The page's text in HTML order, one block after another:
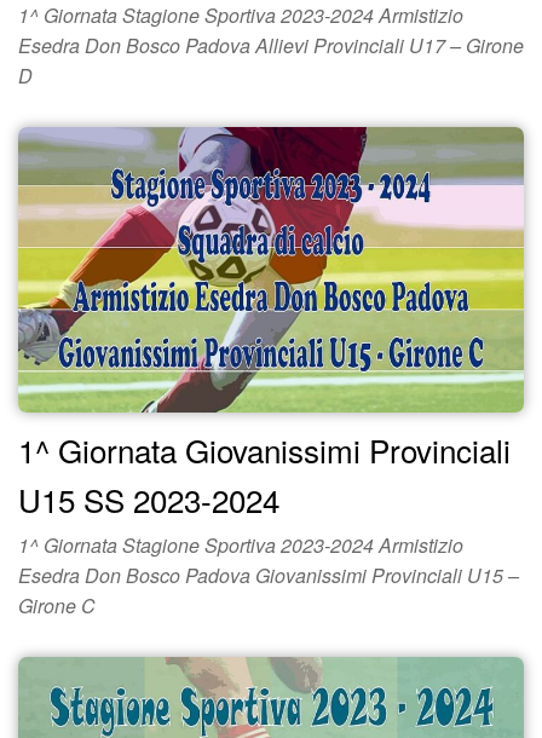
1^ Giornata Stagione Sportiva 2023-2024 Armistizio
Esedra Don Bosco Padova Allievi Provinciali U17 – Girone
D
1^ Giornata Giovanissimi Provinciali
U15 SS 2023-2024
1^ Giornata Stagione Sportiva 2023-2024 Armistizio
Esedra Don Bosco Padova Giovanissimi Provinciali U15 –
Girone C